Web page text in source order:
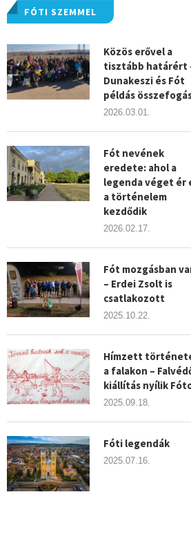
FÓTI SZEMMEL
Közös erővel a
tisztább határért
Dunakeszi és Fót
példás
2026.03.01.
Fót nevének
eredete: ahol a
legenda véget ér
a történelem
kezdődik
2026.02.17.
Fót mozgásban
– Erdei Zsolt is
csatlakozott
2025.10.22.
Hímzett
a falakon –
kiállítás nyílik
2025.09.18.
Fóti legendák
2025.07.16.